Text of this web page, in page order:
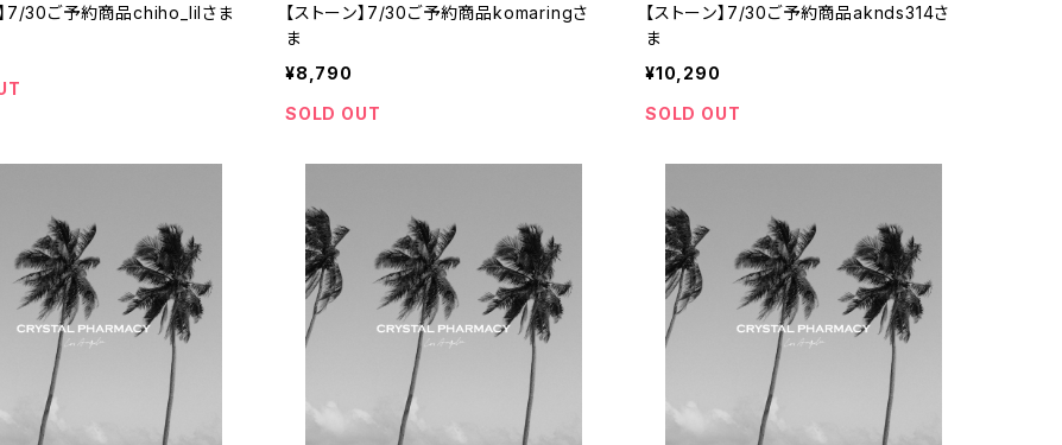
】7/30ご予約商品chiho_lilさま
【ストーン】7/30ご予約商品komaringさ
ま
¥8,790
SOLD OUT
【ストーン】7/30ご予約商品aknds314さ
ま
¥10,290
SOLD OUT